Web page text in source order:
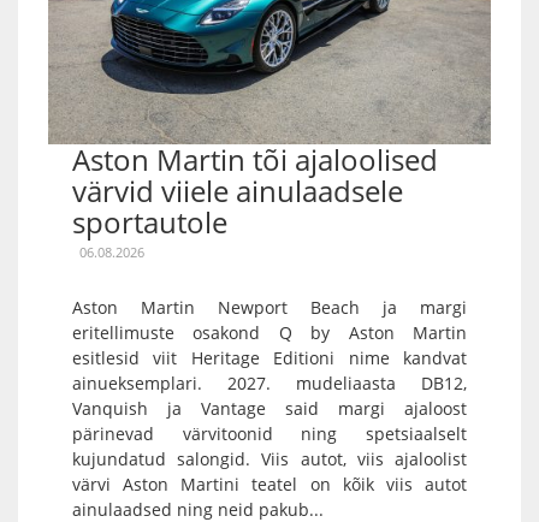
Aston Martin tõi ajaloolised
värvid viiele ainulaadsele
sportautole
06.08.2026
Aston Martin Newport Beach ja margi
eritellimuste osakond Q by Aston Martin
esitlesid viit Heritage Editioni nime kandvat
ainueksemplari. 2027. mudeliaasta DB12,
Vanquish ja Vantage said margi ajaloost
pärinevad värvitoonid ning spetsiaalselt
kujundatud salongid. Viis autot, viis ajaloolist
värvi Aston Martini teatel on kõik viis autot
ainulaadsed ning neid pakub...